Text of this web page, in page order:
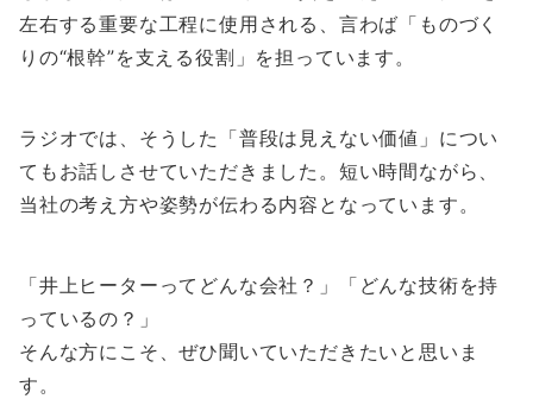
左右する重要な工程に使用される、言わば「ものづく
りの“根幹”を支える役割」を担っています。
ラジオでは、そうした「普段は見えない価値」につい
てもお話しさせていただきました。短い時間ながら、
当社の考え方や姿勢が伝わる内容となっています。
「井上ヒーターってどんな会社？」「どんな技術を持
っているの？」
そんな方にこそ、ぜひ聞いていただきたいと思いま
す。